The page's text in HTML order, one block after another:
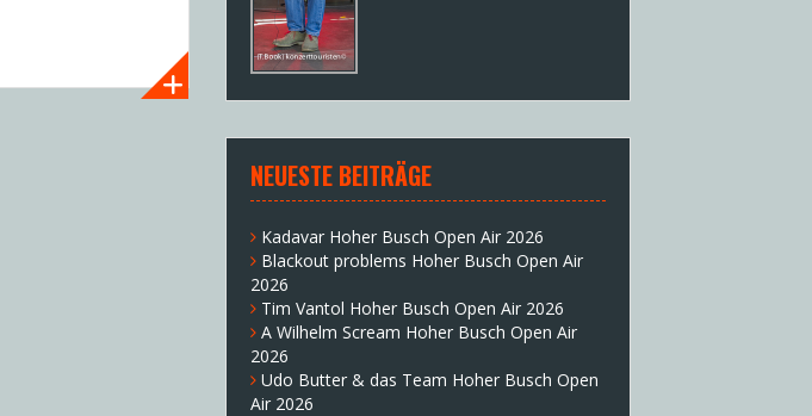
NEUESTE BEITRÄGE
Kadavar Hoher Busch Open Air 2026
Blackout problems Hoher Busch Open Air
2026
Tim Vantol Hoher Busch Open Air 2026
A Wilhelm Scream Hoher Busch Open Air
2026
Udo Butter & das Team Hoher Busch Open
Air 2026